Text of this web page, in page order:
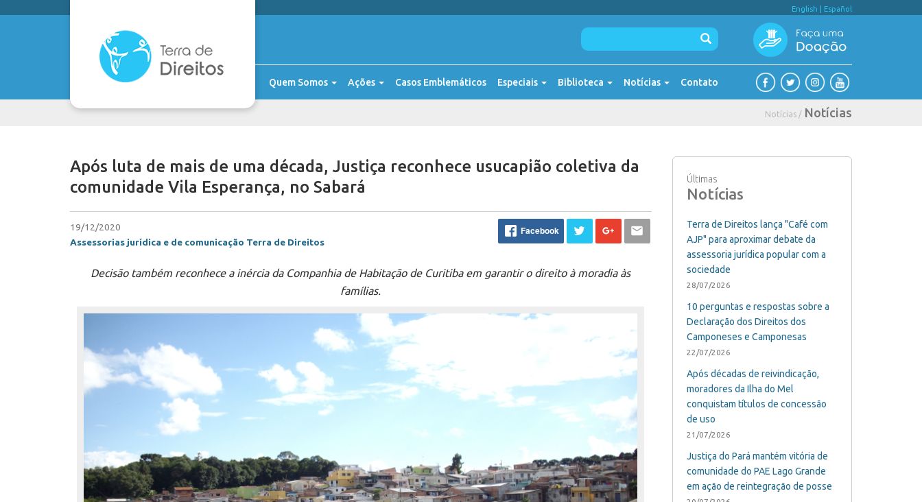
English Español
Quem Somos Ações Casos Emblemáticos Especiais Biblioteca Notícias Contato
Notícias / Notícias
Após luta de mais de uma década, Justiça reconhece usucapião coletiva da
comunidade Vila Esperança, no Sabará
19/12/2020
Assessorias jurídica e de comunicação Terra de Direitos
Facebook
Decisão também reconhece a inércia da Companhia de Habitação de Curitiba em garantir o direito à moradia às
famílias.
Últimas
Notícias
Terra de Direitos lança "Café com
AJP" para aproximar debate da
assessoria jurídica popular com a
sociedade
28/07/2026
10 perguntas e respostas sobre a
Declaração dos Direitos dos
Camponeses e Camponesas
22/07/2026
Após décadas de reivindicação,
moradores da Ilha do Mel
conquistam títulos de concessão
de uso
21/07/2026
Justiça do Pará mantém vitória de
comunidade do PAE Lago Grande
em ação de reintegração de posse